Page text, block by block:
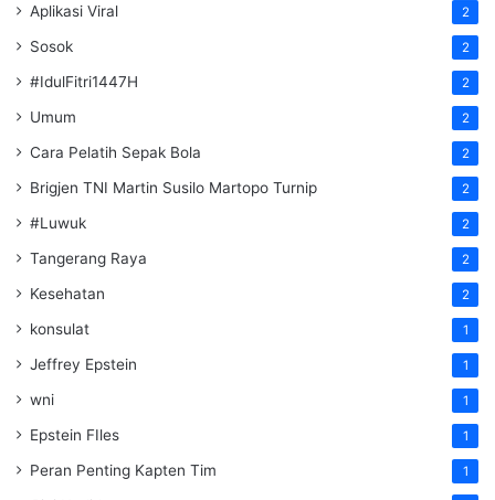
Aplikasi Viral 2
Sosok 2
#IdulFitri1447H 2
Umum 2
Cara Pelatih Sepak Bola 2
Brigjen TNI Martin Susilo Martopo Turnip 2
#Luwuk 2
Tangerang Raya 2
Kesehatan 2
konsulat 1
Jeffrey Epstein 1
wni 1
Epstein FIles 1
Peran Penting Kapten Tim 1